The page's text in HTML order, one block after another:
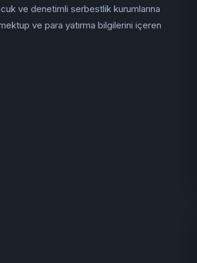
ve denetimli serbestlik kurumlarına
ve para yatırma bilgilerini içeren